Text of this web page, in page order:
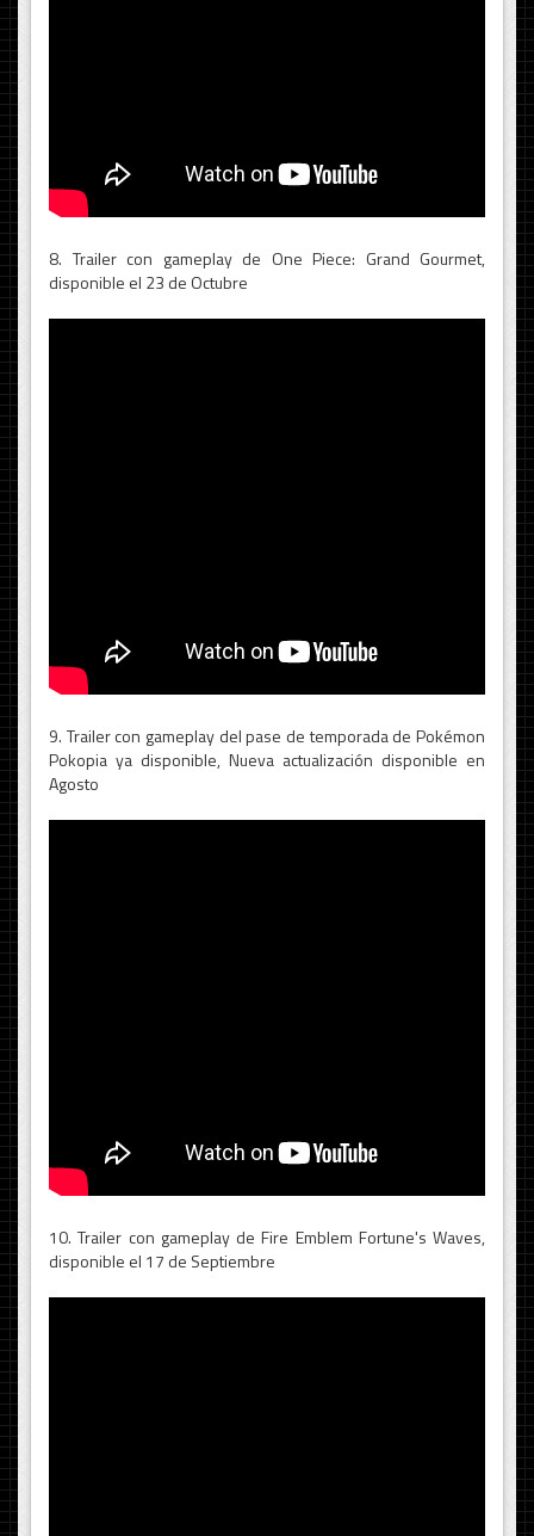
8. Trailer con gameplay de One Piece: Grand Gourmet,
disponible el 23 de Octubre
9. Trailer con gameplay del pase de temporada de Pokémon
Pokopia ya disponible, Nueva actualización disponible en
Agosto
10. Trailer con gameplay de Fire Emblem Fortune's Waves,
disponible el 17 de Septiembre